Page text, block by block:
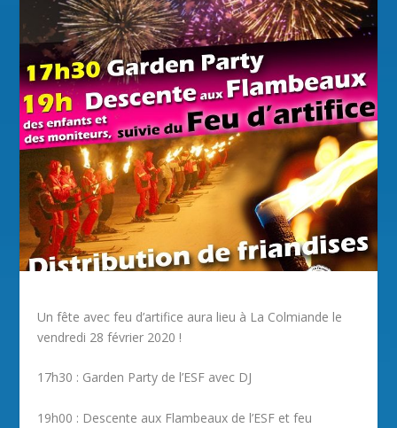
Un fête avec feu d’artifice aura lieu à La Colmiande le
vendredi 28 février 2020 !
17h30 : Garden Party de l’ESF avec DJ
19h00 : Descente aux Flambeaux de l’ESF etfeu